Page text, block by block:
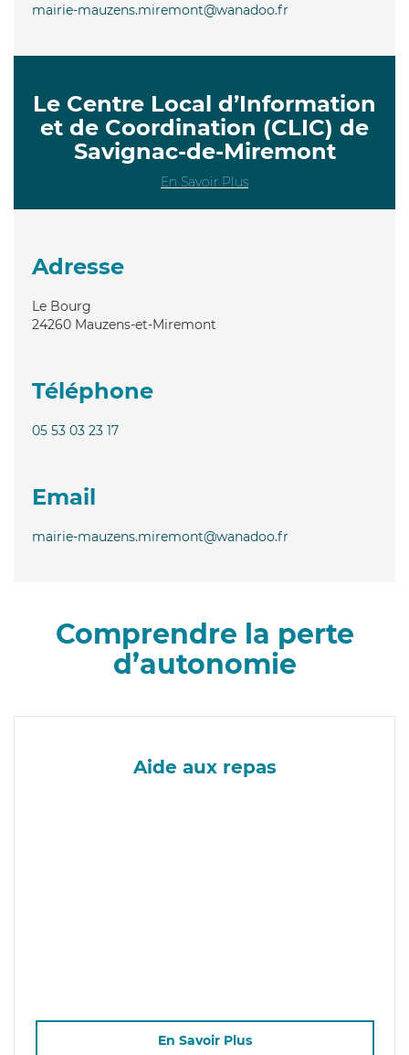
mairie-mauzens.miremont@wanadoo.fr
Le Centre Local d’Information
et de Coordination (CLIC) de
Savignac-de-Miremont
En Savoir Plus
Adresse
Le Bourg
24260 Mauzens-et-Miremont
Téléphone
05 53 03 23 17
Email
mairie-mauzens.miremont@wanadoo.fr
Comprendre la perte
d’autonomie
Aide aux repas
En Savoir Plus